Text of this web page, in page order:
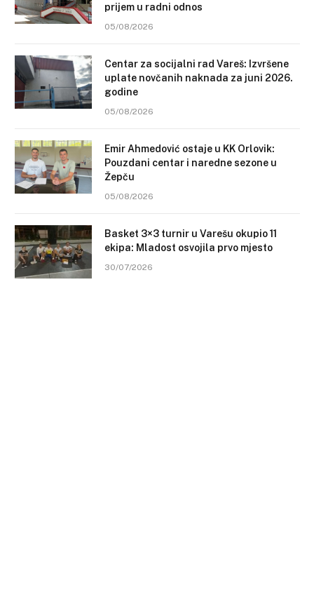
prijem u radni odnos
05/08/2026
Centar za socijalni rad Vareš: Izvršene
uplate novčanih naknada za juni 2026.
godine
05/08/2026
Emir Ahmedović ostaje u KK Orlovik:
Pouzdani centar i naredne sezone u
Žepču
05/08/2026
Basket 3×3 turnir u Varešu okupio 11
ekipa: Mladost osvojila prvo mjesto
30/07/2026